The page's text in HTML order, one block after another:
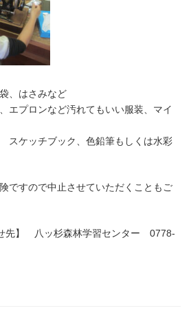
はさみなど
プロンなど汚れてもいい服装、マイ
スケッチブック、色鉛筆もしくは水彩
ですので中止させていただくこともご
せ先】 八ッ杉森林学習センター 0778-